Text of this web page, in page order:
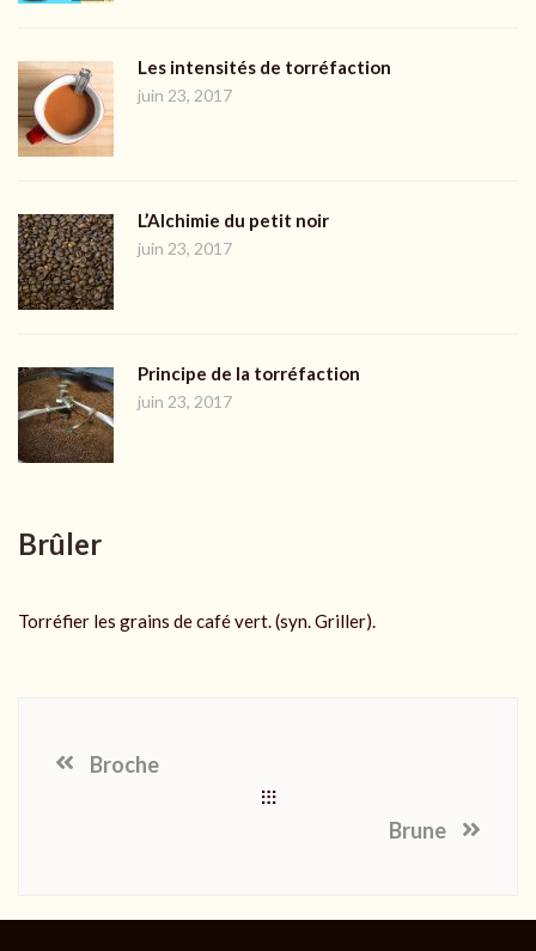
Les intensités de torréfaction
juin 23, 2017
L’Alchimie du petit noir
juin 23, 2017
Principe de la torréfaction
juin 23, 2017
Brûler
Torréfier les grains de café vert. (syn. Griller).
Broche
Brune